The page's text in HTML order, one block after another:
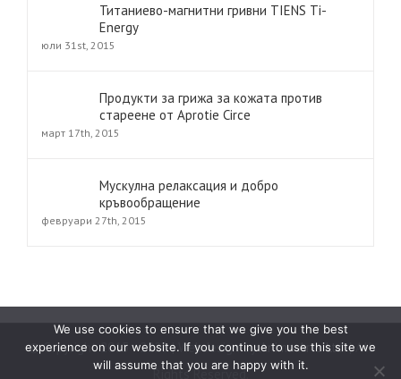
Титаниево-магнитни гривни TIENS Ti-
Energy
юли 31st, 2015
Продукти за грижа за кожата против
стареене от Aprotie Circe
март 17th, 2015
Мускулна релаксация и добро
кръвообращение
февруари 27th, 2015
© Copyright 2015 -2026 | Webdesign byAnima Arts Ltd.| All
Rights Reserved.
We use cookies to ensure that we give you the best
experience on our website. If you continue to use this site we
will assume that you are happy with it.